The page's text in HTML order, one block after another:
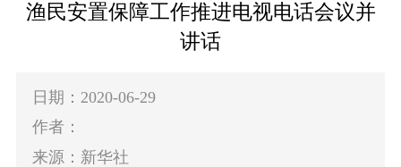
渔民安置保障工作推进电视电话会议并
讲话
日期：2020-06-29
作者：
来源：新华社